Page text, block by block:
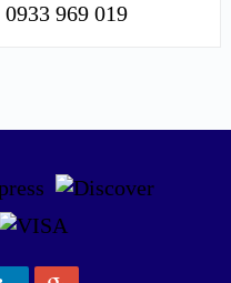
0933 969 019